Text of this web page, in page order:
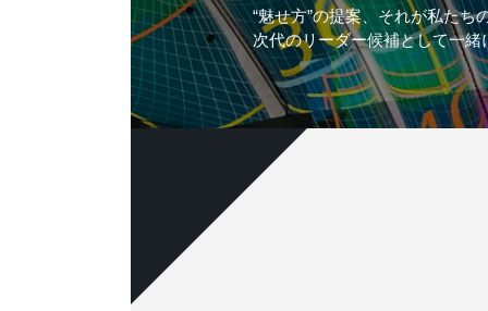
“魅せ方”の提案、それが私たち
次代のリーダー候補として一緒